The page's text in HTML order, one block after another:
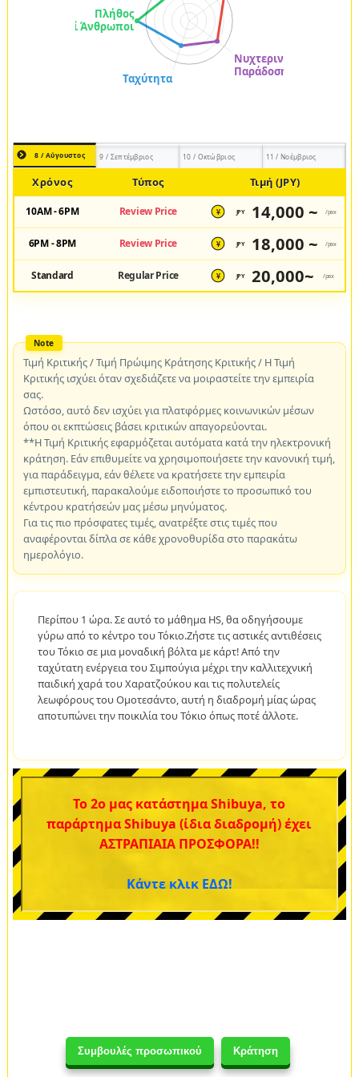
Συμβουλές προσωπικού Κράτηση
8 / Αύγουστος 9 / Σεπτέμβριος 10 / Οκτώβριος 11 / Νοέμβριος
Χρόνος Τύπος Τιμή (JPY)
10AM - 6PM Review Price ¥ JPY 14,000 ~ /pax
6PM - 8PM Review Price ¥ JPY 18,000 ~ /pax
Standard Regular Price ¥ JPY 20,000~ /pax
Τιμή Κριτικής / Τιμή Πρώιμης Κράτησης Κριτικής / Η Τιμή
Κριτικής ισχύει όταν σχεδιάζετε να μοιραστείτε την εμπειρία
σας.
Ωστόσο, αυτό δεν ισχύει για πλατφόρμες κοινωνικών μέσων
όπου οι εκπτώσεις βάσει κριτικών απαγορεύονται.
**Η Τιμή Κριτικής εφαρμόζεται αυτόματα κατά την ηλεκτρονική
κράτηση. Εάν επιθυμείτε να χρησιμοποιήσετε την κανονική τιμή,
για παράδειγμα, εάν θέλετε να κρατήσετε την εμπειρία
εμπιστευτική, παρακαλούμε ειδοποιήστε το προσωπικό του
κέντρου κρατήσεών μας μέσω μηνύματος.
Για τις πιο πρόσφατες τιμές, ανατρέξτε στις τιμές που
αναφέρονται δίπλα σε κάθε χρονοθυρίδα στο παρακάτω
ημερολόγιο.
Περίπου 1 ώρα. Σε αυτό το μάθημα HS, θα οδηγήσουμε
γύρω από το κέντρο του Τόκιο.Ζήστε τις αστικές αντιθέσεις
του Τόκιο σε μια μοναδική βόλτα με κάρτ! Από την
ταχύτατη ενέργεια του Σιμπούγια μέχρι την καλλιτεχνική
παιδική χαρά του Χαρατζούκου και τις πολυτελείς
λεωφόρους του Ομοτεσάντο, αυτή η διαδρομή μίας ώρας
αποτυπώνει την ποικιλία του Τόκιο όπως ποτέ άλλοτε.
Το 2ο μας κατάστημα Shibuya, το
παράρτημα Shibuya (ίδια διαδρομή) έχει
ΑΣΤΡΑΠΙΑΙΑ ΠΡΟΣΦΟΡΑ!!
Κάντε κλικ ΕΔΩ!